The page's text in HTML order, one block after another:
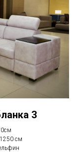
3
см